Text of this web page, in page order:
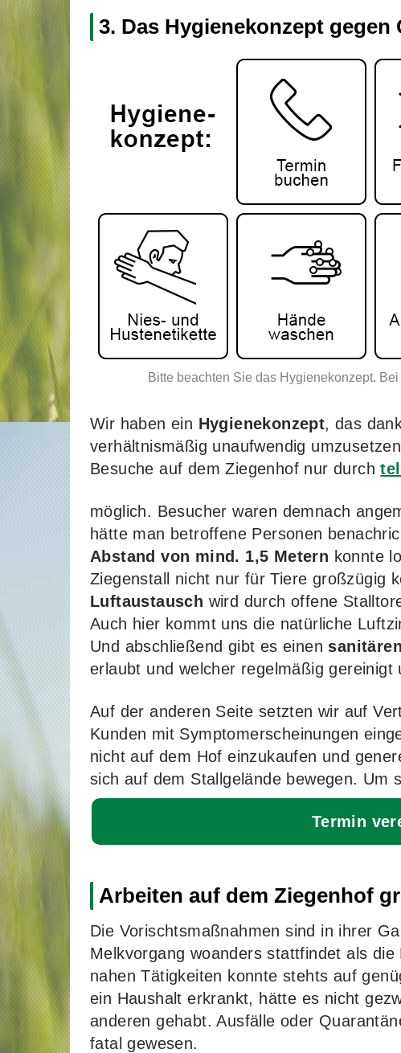
3. Das Hygienekonzept
Bitte beachten Sie das Hygienekonzept.
Wir haben ein Hygienekonzept, das
verhältnismäßig unaufwendig
Besuche auf dem Ziegenhof nur durch
möglich. Besucher waren demnach
hätte man betroffene Personen
Abstand von mind. 1,5 Metern konnte
Ziegenstall nicht nur für Tiere großzügig
Luftaustausch wird durch offene
Auch hier kommt uns die natürliche
Und abschließend gibt es einen
erlaubt und welcher regelmäßig gereinigt
Auf der anderen Seite setzten wir auf
Kunden mit Symptomerscheinungen
nicht auf dem Hof einzukaufen und
sich auf dem Stallgelände bewegen. Um
Termin
Arbeiten auf dem Ziegenhof
Die Vorischtsmaßnahmen sind in ihrer
Melkvorgang woanders stattfindet als
nahen Tätigkeiten konnte stehts auf
ein Haushalt erkrankt, hätte es nicht
anderen gehabt. Ausfälle oder
fatal gewesen.